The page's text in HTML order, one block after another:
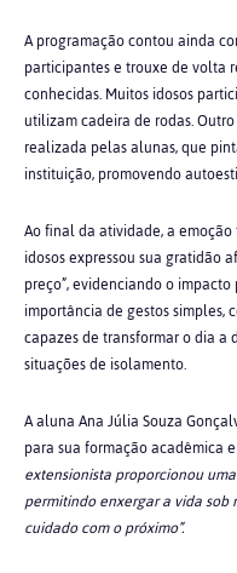
A programação contou ainda
participantes e trouxe de volta
conhecidas. Muitos idosos
utilizam cadeira de rodas.
realizada pelas alunas, que
instituição, promovendo
Ao final da atividade, a
idosos expressou sua gratidão
preço”, evidenciando o
importância de gestos simples,
capazes de transformar o dia a
situações de isolamento.
A aluna Ana Júlia Souza
para sua formação acadêmica
extensionista proporcionou
permitindo enxergar a vida
cuidado com o próximo”.